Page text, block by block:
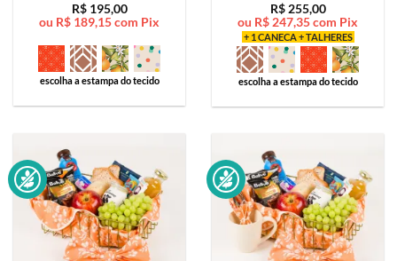
Avaliação5
de 5
R$195,00
ou R$ 189,15com Pix
escolha a estampa do tecido
Avaliação5
de 5
R$255,00
ou R$ 247,35com Pix
+ 1 CANECA + TALHERES
escolha a estampa do tecido